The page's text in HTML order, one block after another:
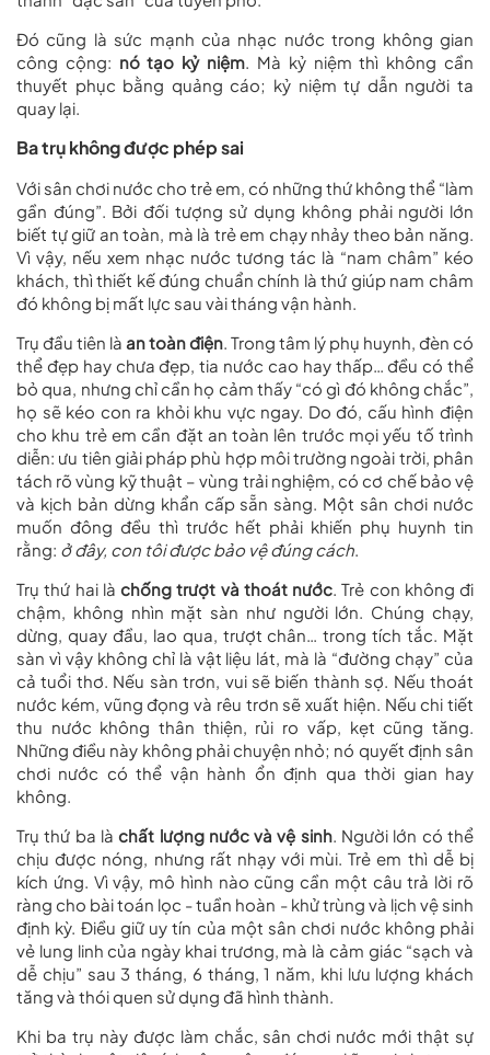
Đó cũng là sức mạnh của nhạc nước trong không gian
công cộng: nó tạo kỷ niệm. Mà kỷ niệm thì không cần
thuyết phục bằng quảng cáo; kỷ niệm tự dẫn người ta
quay lại.
Ba trụ không được phép sai
Với sân chơi nước cho trẻ em, có những thứ không thể “làm
gần đúng”. Bởi đối tượng sử dụng không phải người lớn
biết tự giữ an toàn, mà là trẻ em chạy nhảy theo bản năng.
Vì vậy, nếu xem nhạc nước tương tác là “nam châm” kéo
khách, thì thiết kế đúng chuẩn chính là thứ giúp nam châm
đó không bị mất lực sau vài tháng vận hành.
Trụ đầu tiên là an toàn điện. Trong tâm lý phụ huynh, đèn có
thể đẹp hay chưa đẹp, tia nước cao hay thấp… đều có thể
bỏ qua, nhưng chỉ cần họ cảm thấy “có gì đó không chắc”,
họ sẽ kéo con ra khỏi khu vực ngay. Do đó, cấu hình điện
cho khu trẻ em cần đặt an toàn lên trước mọi yếu tố trình
diễn: ưu tiên giải pháp phù hợp môi trường ngoài trời, phân
tách rõ vùng kỹ thuật – vùng trải nghiệm, có cơ chế bảo vệ
và kịch bản dừng khẩn cấp sẵn sàng. Một sân chơi nước
muốn đông đều thì trước hết phải khiến phụ huynh tin
rằng: ở đây, con tôi được bảo vệ đúng cách.
Trụ thứ hai là chống trượt và thoát nước. Trẻ con không đi
chậm, không nhìn mặt sàn như người lớn. Chúng chạy,
dừng, quay đầu, lao qua, trượt chân… trong tích tắc. Mặt
sàn vì vậy không chỉ là vật liệu lát, mà là “đường chạy” của
cả tuổi thơ. Nếu sàn trơn, vui sẽ biến thành sợ. Nếu thoát
nước kém, vũng đọng và rêu trơn sẽ xuất hiện. Nếu chi tiết
thu nước không thân thiện, rủi ro vấp, kẹt cũng tăng.
Những điều này không phải chuyện nhỏ; nó quyết định sân
chơi nước có thể vận hành ổn định qua thời gian hay
không.
Trụ thứ ba làchất lượng nước và vệ sinh. Người lớn có thể
chịu được nóng, nhưng rất nhạy với mùi. Trẻ em thì dễ bị
kích ứng. Vì vậy, mô hình nào cũng cần một câu trả lời rõ
ràng cho bài toán lọc - tuần hoàn - khử trùng và lịch vệ sinh
định kỳ. Điều giữ uy tín của một sân chơi nước không phải
vẻ lung linh của ngày khai trương, mà là cảm giác “sạch và
dễ chịu” sau 3 tháng, 6 tháng, 1 năm, khi lưu lượng khách
tăng và thói quen sử dụng đã hình thành.
Khi ba trụ này được làm chắc, sân chơi nước mới thật sự